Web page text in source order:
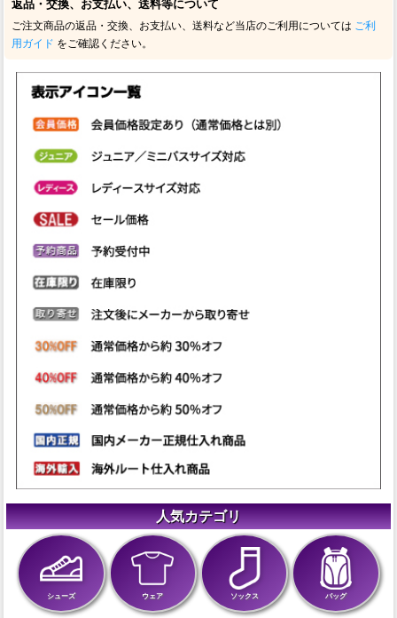
返品・交換、お支払い、送料等について
ご注文商品の返品・交換、お支払い、送料など当店のご利用については ご利
用ガイド をご確認ください。
人気カテゴリ
シューズ ウェア ソックス バッグ